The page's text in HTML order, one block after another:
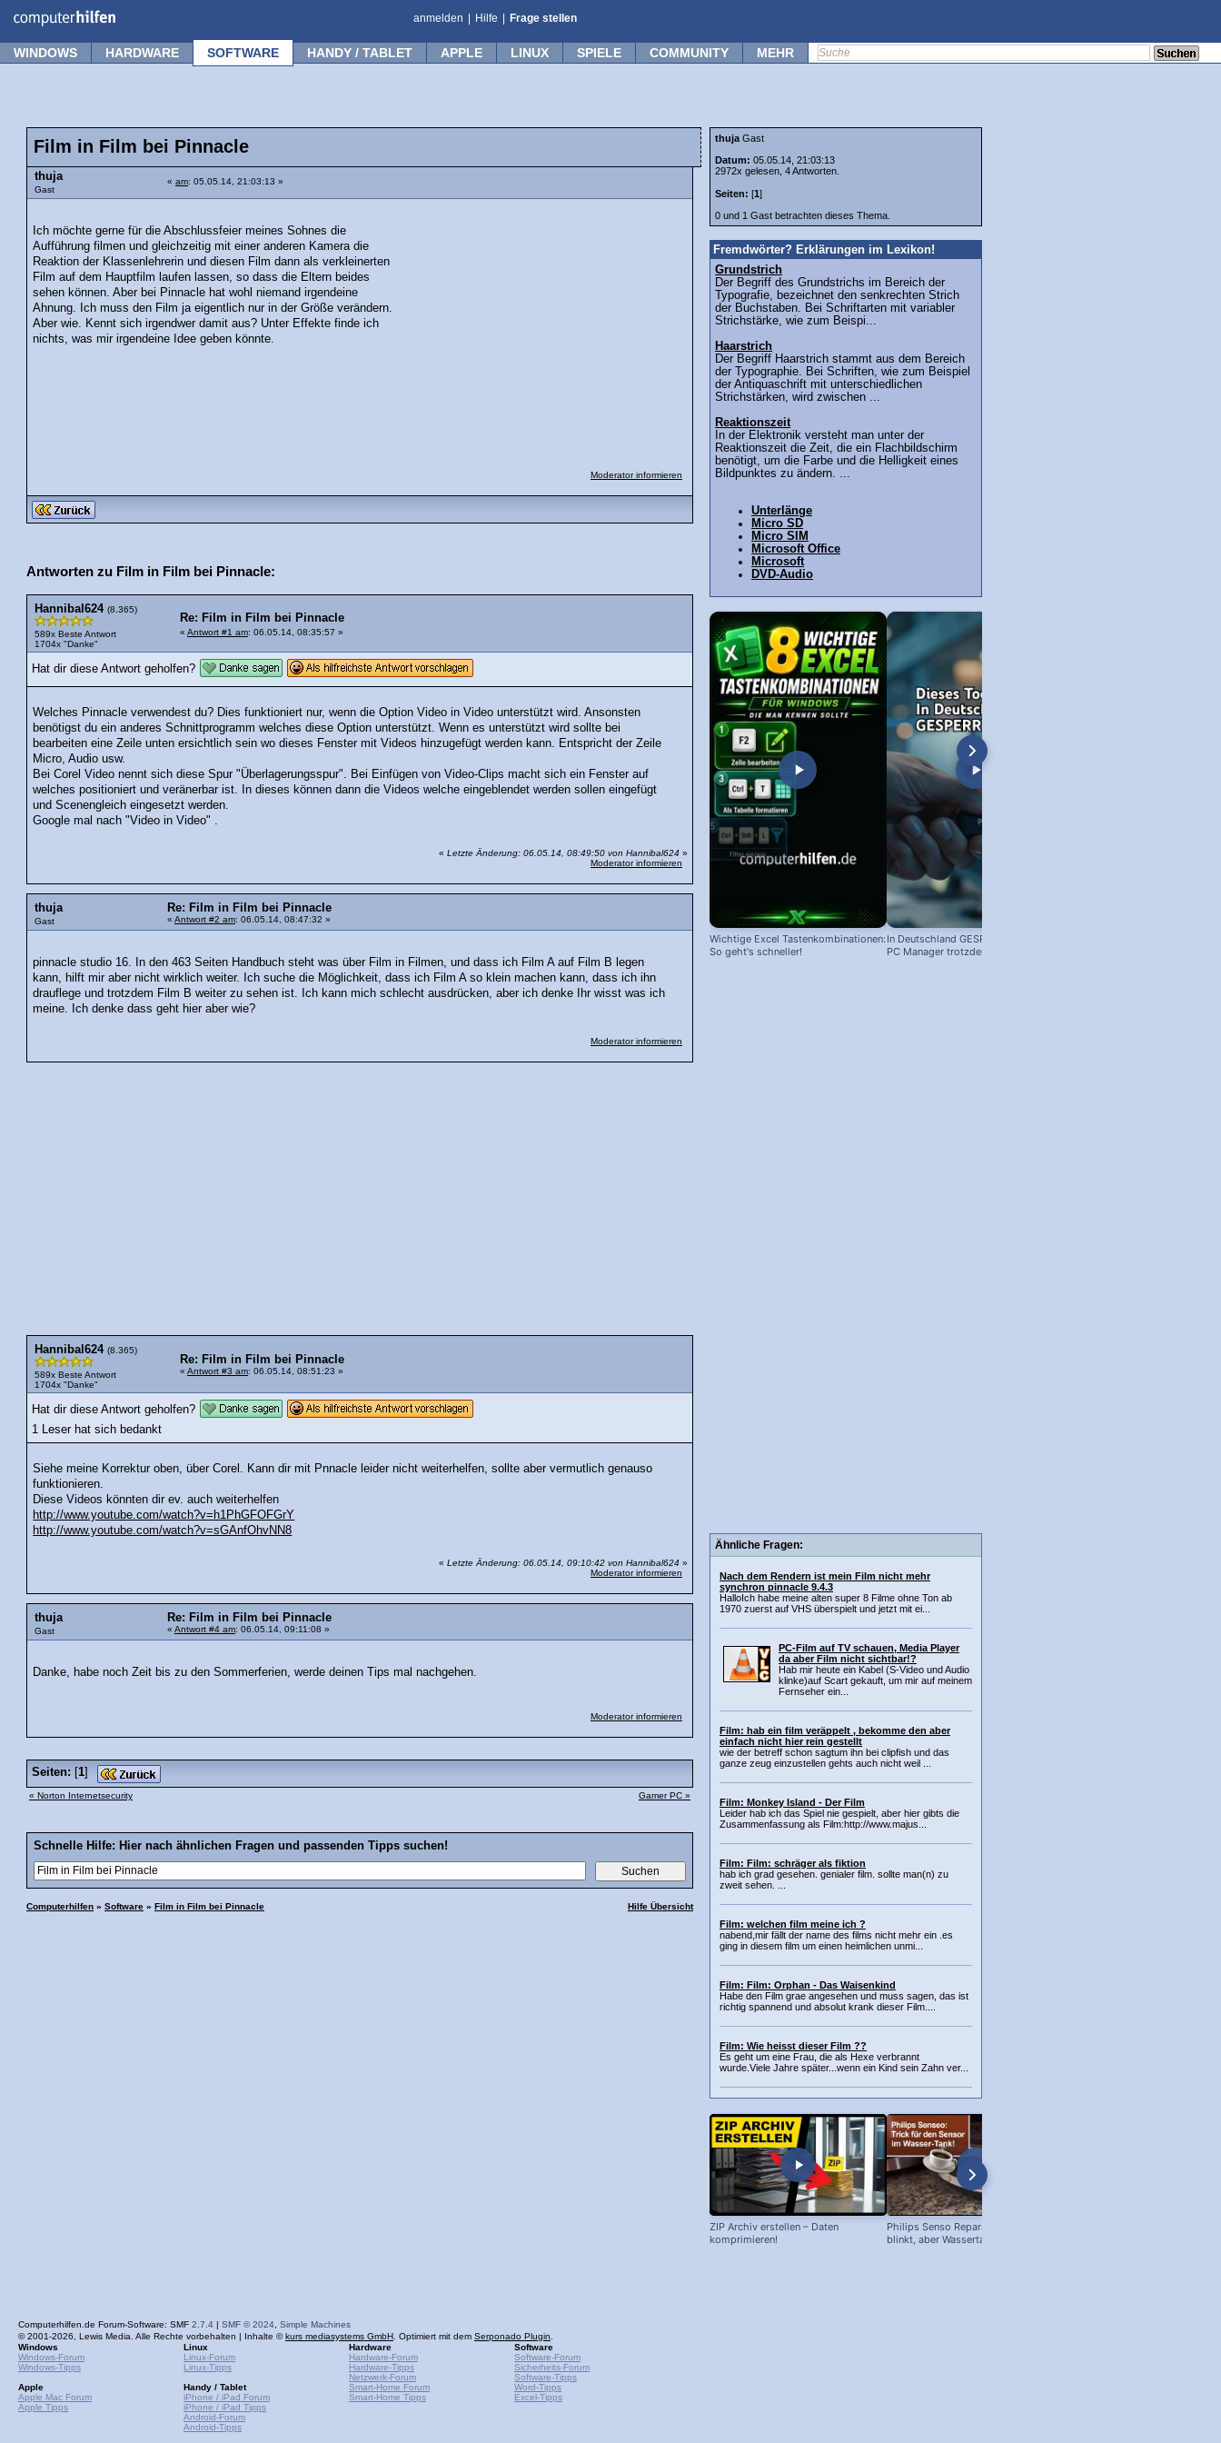
anmelden Hilfe Frage stellen
WINDOWS HARDWARE SOFTWARE HANDY / TABLET APPLE LINUX SPIELE COMMUNITY MEHR
Film in Film bei Pinnacle
thuja
Gast
« am: 05.05.14, 21:03:13 »
Ich möchte gerne für die Abschlussfeier meines Sohnes die
Aufführung filmen und gleichzeitig mit einer anderen Kamera die
Reaktion der Klassenlehrerin und diesen Film dann als verkleinerten
Film auf dem Hauptfilm laufen lassen, so dass die Eltern beides
sehen können. Aber bei Pinnacle hat wohl niemand irgendeine
Ahnung. Ich muss den Film ja eigentlich nur in der Größe verändern.
Aber wie. Kennt sich irgendwer damit aus? Unter Effekte finde ich
nichts, was mir irgendeine Idee geben könnte.
Moderator informieren
Antworten zu Film in Film bei Pinnacle:
Hannibal624 (8.365)
589x Beste Antwort
1704x "Danke"
Re: Film in Film bei Pinnacle
« Antwort #1 am: 06.05.14, 08:35:57 »
Hat dir diese Antwort geholfen?
Welches Pinnacle verwendest du? Dies funktioniert nur, wenn die Option Video in Video unterstützt wird. Ansonsten
benötigst du ein anderes Schnittprogramm welches diese Option unterstützt. Wenn es unterstützt wird sollte bei
bearbeiten eine Zeile unten ersichtlich sein wo dieses Fenster mit Videos hinzugefügt werden kann. Entspricht der Zeile
Micro, Audio usw.
Bei Corel Video nennt sich diese Spur "Überlagerungsspur". Bei Einfügen von Video-Clips macht sich ein Fenster auf
welches positioniert und veränerbar ist. In dieses können dann die Videos welche eingeblendet werden sollen eingefügt
und Scenengleich eingesetzt werden.
Google mal nach "Video in Video" .
« Letzte Änderung: 06.05.14, 08:49:50 von Hannibal624 »
Moderator informieren
thuja
Gast
Re: Film in Film bei Pinnacle
« Antwort #2 am: 06.05.14, 08:47:32 »
pinnacle studio 16. In den 463 Seiten Handbuch steht was über Film in Filmen, und dass ich Film A auf Film B legen
kann, hilft mir aber nicht wirklich weiter. Ich suche die Möglichkeit, dass ich Film A so klein machen kann, dass ich ihn
drauflege und trotzdem Film B weiter zu sehen ist. Ich kann mich schlecht ausdrücken, aber ich denke Ihr wisst was ich
meine. Ich denke dass geht hier aber wie?
Moderator informieren
Hannibal624 (8.365)
589x Beste Antwort
1704x "Danke"
Re: Film in Film bei Pinnacle
« Antwort #3 am: 06.05.14, 08:51:23 »
Hat dir diese Antwort geholfen?
1 Leser hat sich bedankt
Siehe meine Korrektur oben, über Corel. Kann dir mit Pnnacle leider nicht weiterhelfen, sollte aber vermutlich genauso
funktionieren.
Diese Videos könnten dir ev. auch weiterhelfen
http://www.youtube.com/watch?v=h1PhGFOFGrY
http://www.youtube.com/watch?v=sGAnfOhvNN8
« Letzte Änderung: 06.05.14, 09:10:42 von Hannibal624 »
Moderator informieren
thuja
Gast
Re: Film in Film bei Pinnacle
« Antwort #4 am: 06.05.14, 09:11:08 »
Danke, habe noch Zeit bis zu den Sommerferien, werde deinen Tips mal nachgehen.
Moderator informieren
Seiten: [1]
« Norton Internetsecurity Gamer PC »
Schnelle Hilfe: Hier nach ähnlichen Fragen und passenden Tipps suchen!
Computerhilfen » Software » Film in Film bei Pinnacle Hilfe Übersicht
thuja Gast
Datum: 05.05.14, 21:03:13
2972x gelesen, 4 Antworten.
Seiten: [1]
0 und 1 Gast betrachten dieses Thema.
Fremdwörter? Erklärungen im Lexikon!
Grundstrich
Der Begriff des Grundstrichs im Bereich der
Typografie, bezeichnet den senkrechten Strich
der Buchstaben. Bei Schriftarten mit variabler
Strichstärke, wie zum Beispi...
Haarstrich
Der Begriff Haarstrich stammt aus dem Bereich
der Typographie. Bei Schriften, wie zum Beispiel
der Antiquaschrift mit unterschiedlichen
Strichstärken, wird zwischen ...
Reaktionszeit
In der Elektronik versteht man unter der
Reaktionszeit die Zeit, die ein Flachbildschirm
benötigt, um die Farbe und die Helligkeit eines
Bildpunktes zu ändern. ...
Unterlänge
Micro SD
Micro SIM
Microsoft Office
Microsoft
DVD-Audio
Wichtige Excel Tastenkombinationen:
So geht's schneller!
In Deutschland GESPERRT: Microsoft
PC Manager trotzdem installieren
Ähnliche Fragen:
Nach dem Rendern ist mein Film nicht mehr
synchron pinnacle 9.4.3
HalloIch habe meine alten super 8 Filme ohne Ton ab
1970 zuerst auf VHS überspielt und jetzt mit ei...
PC-Film auf TV schauen, Media Player
da aber Film nicht sichtbar!?
Hab mir heute ein Kabel (S-Video und Audio
klinke)auf Scart gekauft, um mir auf meinem
Fernseher ein...
Film: hab ein film veräppelt , bekomme den aber
einfach nicht hier rein gestellt
wie der betreff schon sagtum ihn bei clipfish und das
ganze zeug einzustellen gehts auch nicht weil ...
Film: Monkey Island - Der Film
Leider hab ich das Spiel nie gespielt, aber hier gibts die
Zusammenfassung als Film:http://www.majus...
Film: Film: schräger als fiktion
hab ich grad gesehen. genialer film. sollte man(n) zu
zweit sehen. ...
Film: welchen film meine ich ?
nabend,mir fällt der name des films nicht mehr ein .es
ging in diesem film um einen heimlichen unmi...
Film: Film: Orphan - Das Waisenkind
Habe den Film grae angesehen und muss sagen, das ist
richtig spannend und absolut krank dieser Film....
Film: Wie heisst dieser Film ??
Es geht um eine Frau, die als Hexe verbrannt
wurde.Viele Jahre später...wenn ein Kind sein Zahn ver...
ZIP Archiv erstellen – Daten
komprimieren!
Philips Senso Reparatur: Blaue LED
blinkt, aber Wassertank voll?
Computerhilfen.de Forum-Software: SMF 2.7.4 | SMF © 2024 Simple Machines
© 2001-2026, Lewis Media. Alle Rechte vorbehalten | Inhalte ©kurs mediasystems GmbH . Optimiert mit dem Serponado Plugin
Windows
Windows-Forum
Windows-Tipps
Apple
Apple Mac Forum
Apple Tipps
Linux
Linux-Forum
Linux-Tipps
Handy / Tablet
iPhone / iPad Forum
iPhone / iPad Tipps
Android-Forum
Android-Tipps
Hardware
Hardware-Forum
Hardware-Tipps
Netzwerk-Forum
Smart-Home Forum
Smart-Home Tipps
Software
Software-Forum
Sicherheits-Forum
Software-Tipps
Word-Tipps
Excel-Tipps